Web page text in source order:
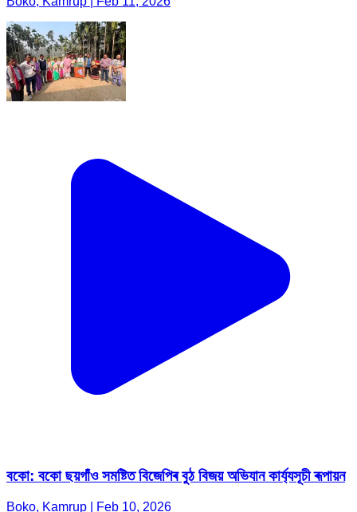
বকো: বকো ছয়গাঁও সমষ্টিত বিজেপিৰ বুঠ বিজয় অভিযান কাৰ্য্যসূচী ৰূপায়ন
Boko, Kamrup | Feb 10, 2026